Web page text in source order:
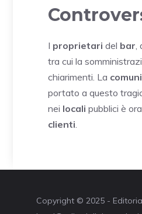
I proprietari del bar,
tra cui la
chiarimenti. La
portato a questo
nei locali pubblici è
clienti.
Copyright © 2025 -